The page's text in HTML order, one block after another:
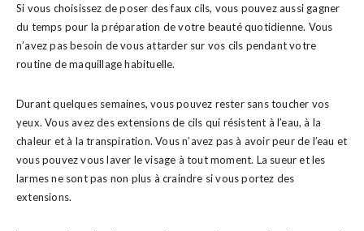
Si vous choisissez de poser des faux cils, vous pouvez aussi gagner
du temps pour la préparation de votre beauté quotidienne. Vous
n’avez pas besoin de vous attarder sur vos cils pendant votre
routine de maquillage habituelle.
Durant quelques semaines, vous pouvez rester sans toucher vos
yeux. Vous avez des extensions de cils qui résistent à l’eau, à la
chaleur et à la transpiration. Vous n’avez pas à avoir peur de l’eau et
vous pouvez vous laver le visage à tout moment. La sueur et les
larmes ne sont pas non plus à craindre si vous portez des
extensions.